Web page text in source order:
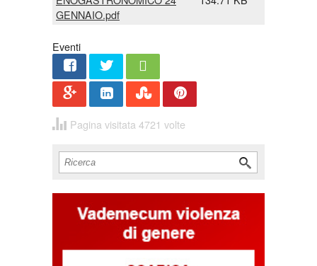
GENNAIO.pdf
Eventi
Share Twee
Pagina visitata 4721 volte
Form di ricerca
Cerca